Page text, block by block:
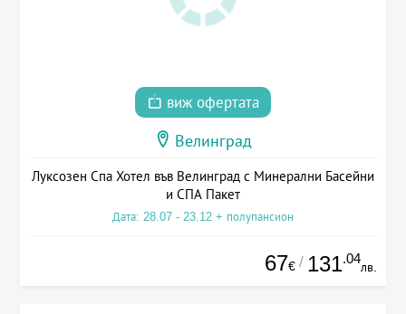
виж офертата
Велинград
Луксозен Спа Хотел във Велинград с Минерални Басейни
и СПА Пакет
Дата: 28.07 - 23.12 + полупансион
67€ / 131.04
лв.